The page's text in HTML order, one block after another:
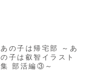
あの子は帰宅部 ～あ
の子は叡智イラスト
集 部活編③～